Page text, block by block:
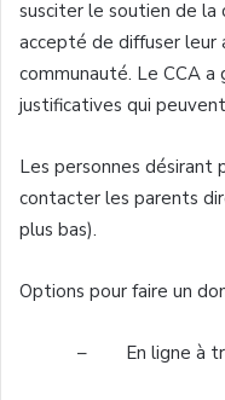
susciter le soutien de la
accepté de diffuser leur
communauté. Le CCA a
justificatives qui
Les personnes désirant
contacter les parents
plus bas).
Options pour faire un
– En ligne à